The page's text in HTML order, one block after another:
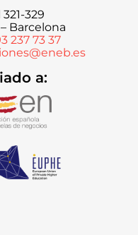
329
Barcelona
237 73 37
a: